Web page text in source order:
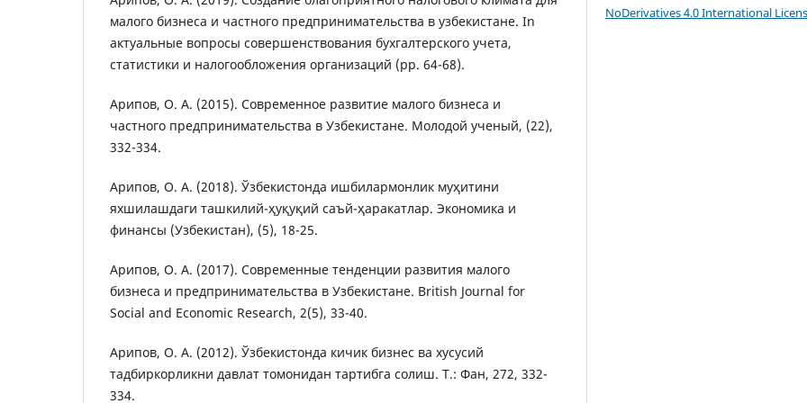
малого бизнеса и частного предпринимательства в узбекистане. In
актуальные вопросы совершенствования бухгалтерского учета,
статистики и налогообложения организаций (pp. 64-68).
Арипов, О. А. (2015). Современное развитие малого бизнеса и
частного предпринимательства в Узбекистане. Молодой ученый, (22),
332-334.
Арипов, О. А. (2018). Ўзбекистонда ишбилармонлик муҳитини
яхшилашдаги ташкилий-ҳуқуқий саъй-ҳаракатлар. Экономика и
финансы (Узбекистан), (5), 18-25.
Арипов, О. А. (2017). Современные тенденции развития малого
бизнеса и предпринимательства в Узбекистане. British Journal for
Social and Economic Research, 2(5), 33-40.
Арипов, О. А. (2012). Ўзбекистонда кичик бизнес ва хусусий
тадбиркорликни давлат томонидан тартибга солиш. Т.: Фан, 272, 332-
334.
NoDerivatives 4.0 International